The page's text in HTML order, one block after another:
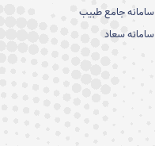
سامانه جامع طبيب
سامانه سعاد